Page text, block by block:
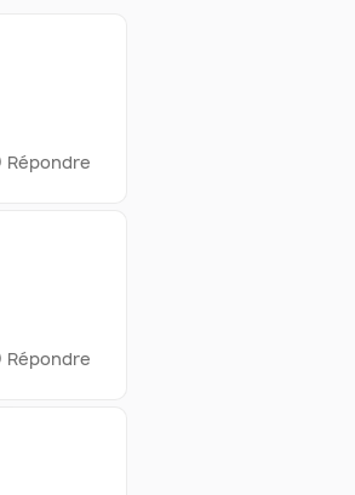
Répondre
Répondre